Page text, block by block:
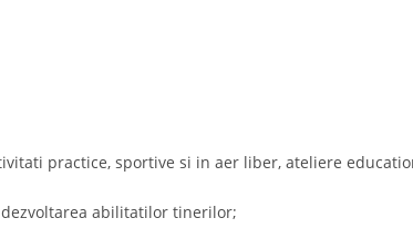
practice, sportive si in aer liber, ateliere
abilitatilor tinerilor;